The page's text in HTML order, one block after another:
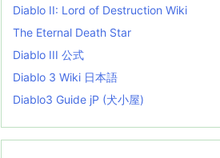
Diablo II: Lord of Destruction Wiki
The Eternal Death Star
Diablo III 公式
Diablo 3 Wiki 日本語
Diablo3 Guide jP (犬小屋)